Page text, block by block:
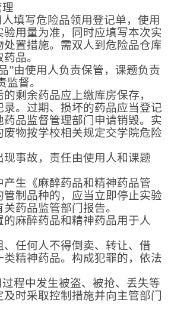
理
人填写危险品领用登记单，使用
验用量为准，同时应填写本次实
置措施。需双人到危险品仓库
品。
”由使用人负责保管，课题负责
监督。
剩余药品应上缴库房保存，
录。过期、损坏的药品应当登记
药品监督管理部门申请销毁。实
物按学校相关规定交学院危险
现事故，责任由使用人和课题
产生《麻醉药品和精神药品管
制品种的，应当立即停止实验
药品监管部门报告。
的麻醉药品和精神药品用于人
、任何人不得倒卖、转让、借
类精神药品。构成犯罪的，依法
过程中发生被盗、被抢、丢失等
时采取控制措施并向主管部门